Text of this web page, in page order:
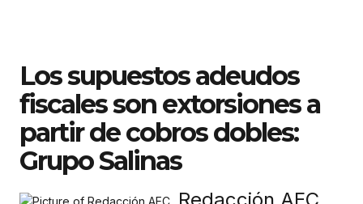
Los supuestos adeudos
fiscales son extorsiones a
partir de cobros dobles:
Grupo Salinas
Redacción AEC